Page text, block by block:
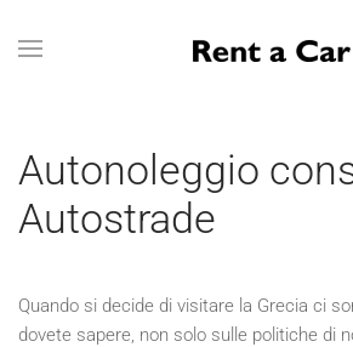
Skip to main content
Autonoleggio
Autostrade
Quando si decide di visitare la Grecia ci
dovete sapere, non solo sulle politiche di